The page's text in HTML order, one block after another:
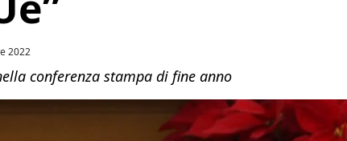
2022
conferenza stampa di fine anno